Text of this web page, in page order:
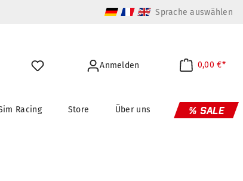
Sprache auswählen
Anmelden 0,00 €*
Racing Store Über uns % SALE